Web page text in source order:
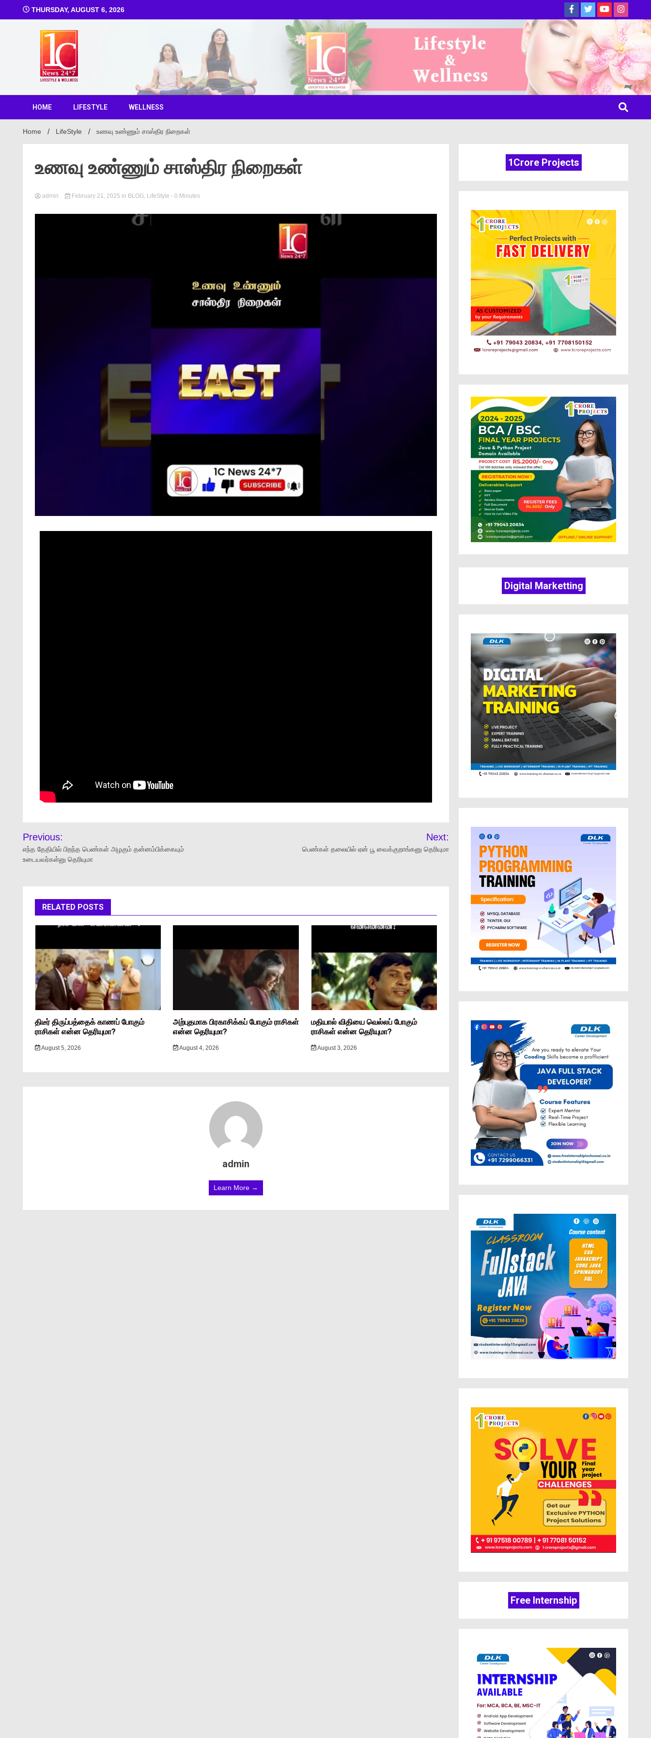
THURSDAY, AUGUST 6, 2026
1C News Online
HOME LIFESTYLE WELLNESS
Home LifeStyle உணவு உண்ணும் சாஸ்திர நிறைகள்
உணவு உண்ணும் சாஸ்திர நிறைகள்
admin February 21, 2025 in BLOG, LifeStyle - 0 Minutes
Previous:
எந்த தேதியில் பிறந்த பெண்கள் அழகும் தன்னம்பிக்கையும்
உடையவர்கள்னு தெரியுமா
Next:
பெண்கள் தலையில் ஏன் பூ வைக்குறாங்கனு தெரியுமா
RELATED POSTS
திடீர் திருப்பத்தைக் காணப் போகும்
ராசிகள் என்ன தெரியுமா?
August 5, 2026
அற்புதமாக பிரகாசிக்கப் போகும் ராசிகள்
என்ன தெரியுமா?
August 4, 2026
மதியால் விதியை வெல்லப் போகும்
ராசிகள் என்ன தெரியுமா?
August 3, 2026
admin
Learn More →
1Crore Projects
Digital Marketting
Free Internship